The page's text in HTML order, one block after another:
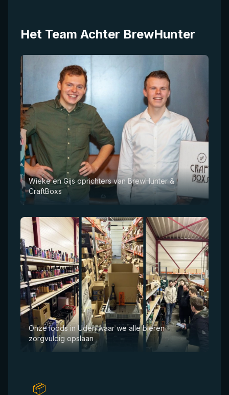
Het Team Achter BrewHunter
Wieke en Gijs oprichters van BrewHunter &
CraftBoxs
Onze loods in Uden waar we alle bieren
zorgvuldig opslaan
📦